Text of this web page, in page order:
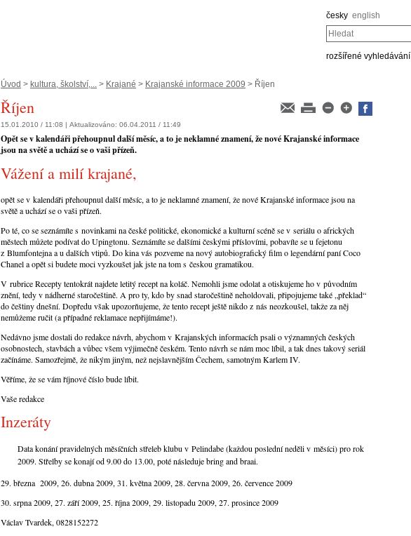
česky english
Hledat
rozšířené vyhledávání
Úvod > kultura, školství,... > Krajané > Krajanské informace 2009 > Říjen
Říjen
15.01.2010 / 11:08 | Aktualizováno: 06.04.2011 / 11:49
Opět se v kalendáři přehoupnul další měsíc, a to je neklamné znamení, že nové Krajanské informace
jsou na světě a uchází se o vaši přízeň.
Vážení a milí krajané,
opět se v kalendáři přehoupnul další měsíc, a to je neklamné znamení, že nové Krajanské informace jsou na
světě a uchází se o vaši přízeň.
Po té, co se seznámíte s novinkami na české politické, ekonomické a kulturní scéně se v seriálu o afrických
městech můžete podívat do Upingtonu. Seznámíte se dalšími českými příslovími, pobavíte se u fejetonu
z Blumfontejna a u dalších vtipů. Do kina vás pozveme na nový autobiografický film o legendární paní Coco
Chanel a opět si budete moci vyzkoušet jak jste na tom s českou gramatikou.
V rubrice Recepty tentokrát najdete letitý recept na koláč. Nemohli jsme odolat a otiskujeme ho v původním
znění, tedy v nádherné staročeštině. A pro ty, kdo by snad staročeštině neholdovali, připojujeme také „překlad“
do češtiny dnešní. Dopředu však upozorňujeme, že tento recept ještě nikdo z nás neozkoušel, takže za něj
nemůžeme ručit (a případné reklamace nepřijímáme!).
Nedávno jsme dostali do redakce návrh, abychom v Krajanských informacích psali o významných českých
osobnostech, stavbách a vůbec všem výjimečně českém. Tento návrh se nám moc líbil, a tak dnes takový seriál
začínáme. Samozřejmě, že nikým jiným, než nejslavnějším Čechem, samotným Karlem IV.
Věříme, že se vám říjnové číslo bude líbit.
Vaše redakce
Inzeráty
Data konání pravidelných měsíčních střeleb klubu v Pelindabe (každou poslední neděli v měsíci) pro rok
2009. Střelby se konají od 9.00 do 13.00, poté následuje bring and braai.
29. března 2009, 26. dubna 2009, 31. května 2009, 28. června 2009, 26. července 2009
30. srpna 2009, 27. září 2009, 25. října 2009, 29. listopadu 2009, 27. prosince 2009
Václav Tvardek, 0828152272